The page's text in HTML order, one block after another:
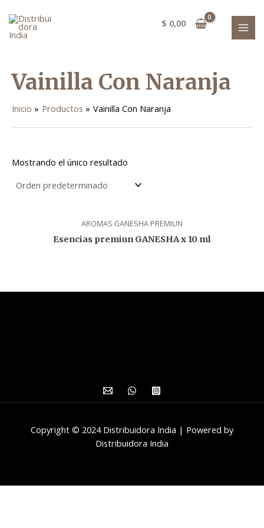
contenido
$ 0,00
Vainilla Con Naranja
Inicio Productos Vainilla Con Naranja
Mostrando el único resultado
AROMAS GANESHA PREMIUN
Esencias premiun GANESHA x 10 ml
Copyright © 2024 Distribuidora India | Powered by
Distribuidora India